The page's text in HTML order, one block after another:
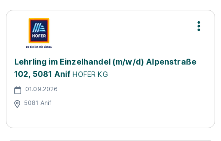
Lehrling im Einzelhandel (m/w/d) Alpenstraße
102, 5081 Anif HOFER KG
01.09.2026
5081 Anif